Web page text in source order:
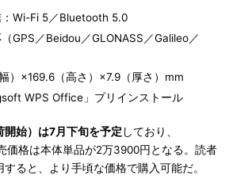
Wi-Fi 5／Bluetooth 5.0
GPS／Beidou／GLONASS／Galileo／
）×169.6（高さ）×7.9（厚さ）mm
WPS Office」プリインストール
開始）は7月下旬を予定 しており、
価格は本体単品が2万3900円となる。読者
ると、より手頃な価格で購入可能だ。